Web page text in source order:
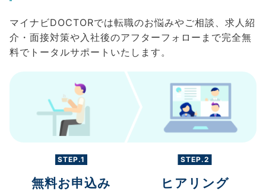
マイナビDOCTORでは転職のお悩みやご相談、求人紹
介・面接対策や入社後のアフターフォローまで完全無
料でトータルサポートいたします。
STEP.1
無料お申込み
STEP.2
ヒアリング